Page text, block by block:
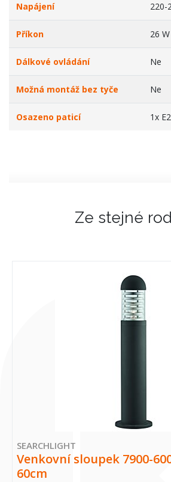
Napájení 220-
Příkon 26 W
Dálkové ovládání Ne
Možná montáž bez tyče Ne
Osazeno paticí 1x
Ze stejné
SEARCHLIGHT
Venkovní sloupek 7900-
60cm